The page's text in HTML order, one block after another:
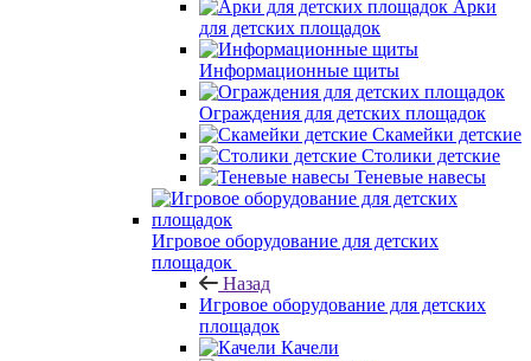
Арки
для детских площадок
Информационные щиты
Ограждения для детских площадок
Скамейки детские
Столики детские
Теневые навесы
Игровое оборудование для детских
площадок
Назад
Игровое оборудование для детских
площадок
Качели